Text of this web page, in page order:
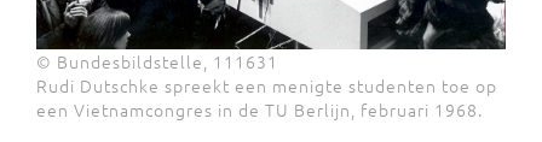
© Bundesbildstelle, 111631
Rudi Dutschke spreekt een menigte studenten toe op
een Vietnamcongres in de TU Berlijn, februari 1968.